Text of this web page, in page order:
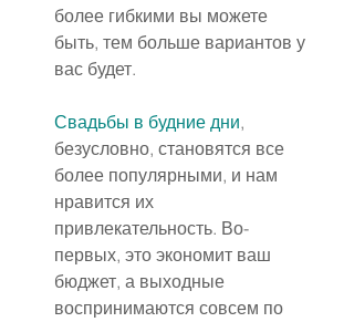
более гибкими вы можете
быть, тем больше вариантов у
вас будет.
Свадьбы в будние дни,
безусловно, становятся все
более популярными, и нам
нравится их
привлекательность. Во-
первых, это экономит ваш
бюджет, а выходные
воспринимаются совсем по